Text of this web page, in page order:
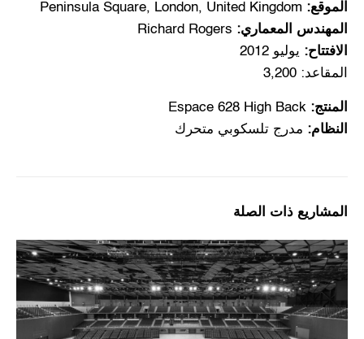
الموقع:
المهندس المعماري:
الافتتاح: يوليو 2012
المقاعد: 3,200
المنتج:
النظام: مدرج تلسكوبي متحرك
المشاريع ذات الصلة